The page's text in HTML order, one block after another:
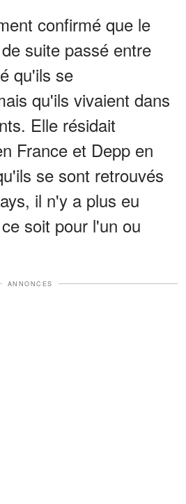
confirmé que le
suite passé entre
qu'ils se
qu'ils vivaient dans
Elle résidait
France et Depp en
se sont retrouvés
il n'y a plus eu
soit pour l'un ou
ANNONCES